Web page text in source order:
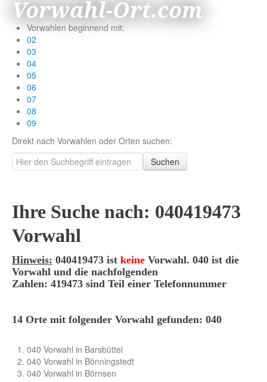
Vorwahl-Ort.com
Vorwahlen beginnend mit:
02
03
04
05
06
07
08
09
Direkt nach Vorwahlen oder Orten suchen:
Suchen
Ihre Suche nach: 040419473
Vorwahl
Hinweis: 040419473 ist keine Vorwahl. 040 ist die
Vorwahl und die nachfolgenden
Zahlen: 419473 sind Teil einer Telefonnummer
14 Orte mit folgender Vorwahl gefunden: 040
040 Vorwahl in Barsbüttel
040 Vorwahl in Bönningstedt
040 Vorwahl in Börnsen